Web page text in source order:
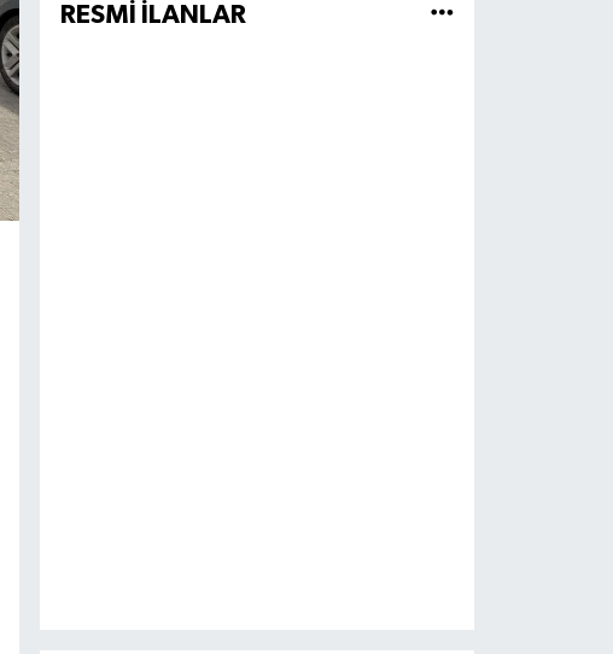
RESMİ İLANLAR